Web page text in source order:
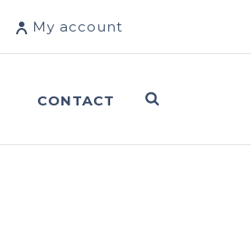
My account
CONTACT